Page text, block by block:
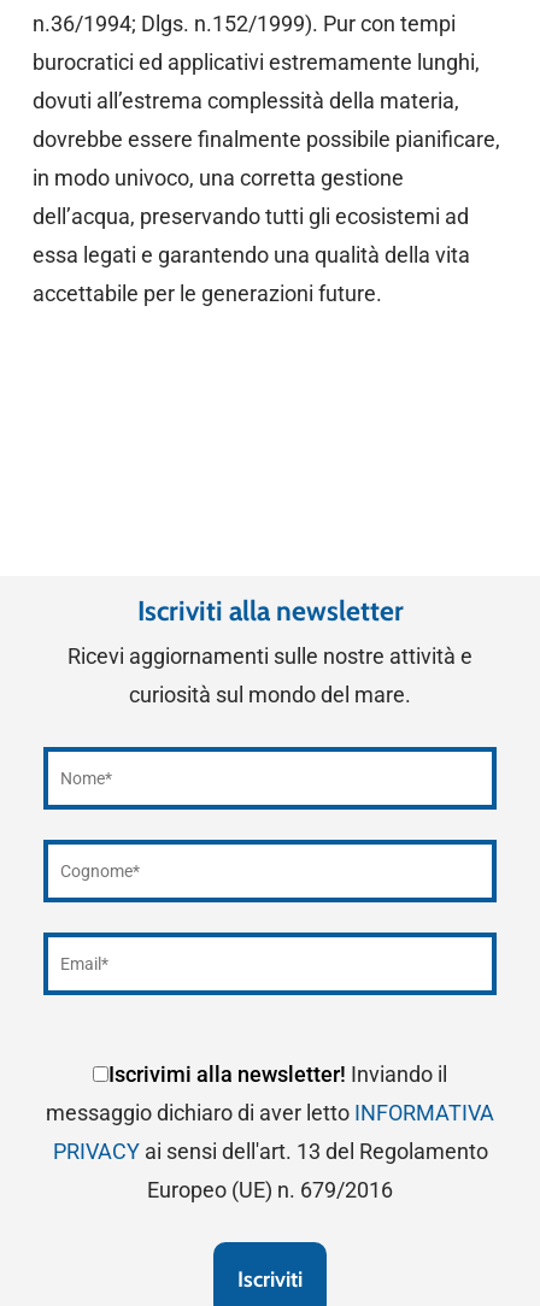
n.36/1994; Dlgs. n.152/1999). Pur con tempi
burocratici ed applicativi estremamente lunghi,
dovuti all’estrema complessità della materia,
dovrebbe essere finalmente possibile pianificare,
in modo univoco, una corretta gestione
dell’acqua, preservando tutti gli ecosistemi ad
essa legati e garantendo una qualità della vita
accettabile per le generazioni future.
Iscriviti alla newsletter
Ricevi aggiornamenti sulle nostre attività e
curiosità sul mondo del mare.
Iscrivimi alla newsletter! Inviando il
messaggio dichiaro di aver letto INFORMATIVA
PRIVACYai sensi dell'art. 13 del Regolamento
Europeo (UE) n. 679/2016